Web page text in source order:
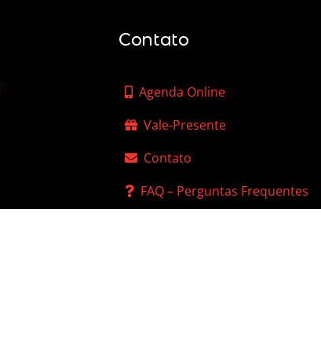
Contato
Agenda Online
Vale-Presente
Contato
FAQ – Perguntas Frequentes